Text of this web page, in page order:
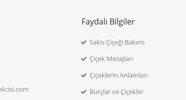
Faydalı Bilgiler
Saksı Çiçeği Bakımı
Çiçek Mesajları
Çiçeklerin Anlamları
Burçlar ve Çiçekler